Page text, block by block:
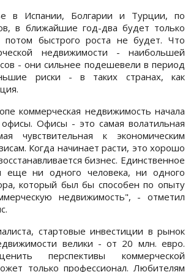
в Испании, Болгарии и Турции, по
в ближайшие год-два будет только
быстрого роста не будет. Что
недвижимости - наибольшей
- они сильнее подешевели в период
риски - в таких странах, как
коммерческая недвижимость начала
Офисы - это самая волатильная
чувствительная к экономическим
Когда начинает расти, это хорошо
бизнес. Единственное
еще ни одного человека, ни одного
который был бы способен по опыту
недвижимость", - отметил
стартовые инвестиции в рынок
велики - от 20 млн. евро.
перспективы коммерческой
только профессионал. Любителям